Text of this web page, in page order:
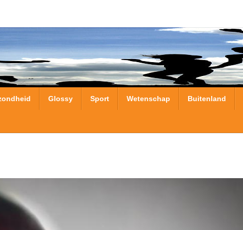
Glossy Sport Wetenschap Buitenland